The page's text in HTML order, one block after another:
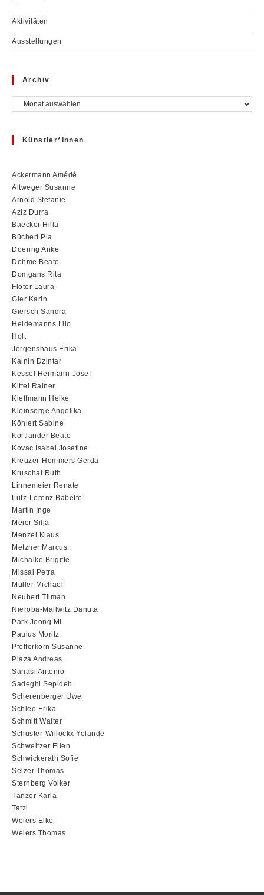
Aktivitäten
Ausstellungen
Archiv
Archiv
Künstler*innen
Ackermann Amédé
Altweger Susanne
Arnold Stefanie
Aziz Durra
Baecker Hilla
Büchert Pia
Doering Anke
Dohme Beate
Domgans Rita
Flöter Laura
Gier Karin
Giersch Sandra
Heidemanns Lilo
Holt
Jörgenshaus Erika
Kalnin Dzintar
Kessel Hermann-Josef
Kittel Rainer
Kleffmann Heike
Kleinsorge Angelika
Köhlert Sabine
Kortländer Beate
Kovac Isabel Josefine
Kreuzer-Hemmers Gerda
Kruschat Ruth
Linnemeier Renate
Lutz-Lorenz Babette
Martin Inge
Meier Silja
Menzel Klaus
Metzner Marcus
Michalke Brigitte
Missal Petra
Müller Michael
Neubert Tilman
Nieroba-Mallwitz Danuta
Park Jeong Mi
Paulus Moritz
Pfefferkorn Susanne
Plaza Andreas
Sanasi Antonio
Sadeghi Sepideh
Scherenberger Uwe
Schlee Erika
Schmitt Walter
Schuster-Willockx Yolande
Schweitzer Ellen
Schwickerath Sofie
Selzer Thomas
Sternberg Volker
Tänzer Karla
Tatzi
Weiers Elke
Weiers Thomas